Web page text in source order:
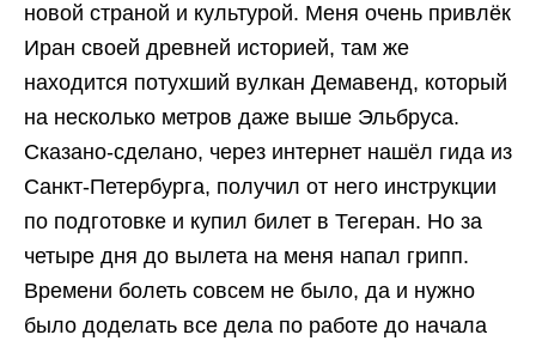
новой страной и культурой. Меня очень привлёк
Иран своей древней историей, там же
находится потухший вулкан Демавенд, который
на несколько метров даже выше Эльбруса.
Сказано-сделано, через интернет нашёл гида из
Санкт-Петербурга, получил от него инструкции
по подготовке и купил билет в Тегеран. Но за
четыре дня до вылета на меня напал грипп.
Времени болеть совсем не было, да и нужно
было доделать все дела по работе до начала